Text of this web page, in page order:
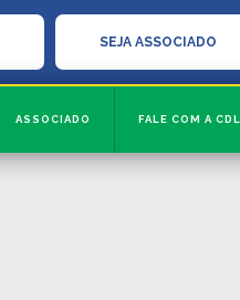
SEJA ASSOCIADO
ASSOCIADO FALE COM A CDL